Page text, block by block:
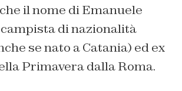
il nome di Emanuele
di nazionalità
se nato a Catania) ed ex
Primavera dalla Roma.